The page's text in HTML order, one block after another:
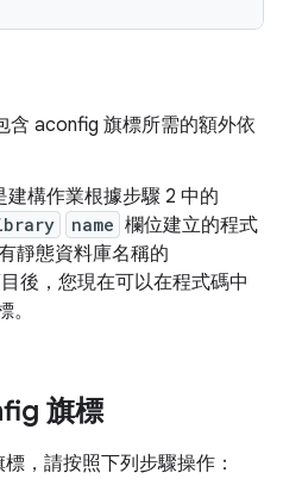
含 aconfig 旗標所需的額外依
建構作業根據步驟 2 中的
name 欄位建立的程式
靜態資料庫名稱的
後，您現在可以在程式碼中
旗標
，請按照下列步驟操作：